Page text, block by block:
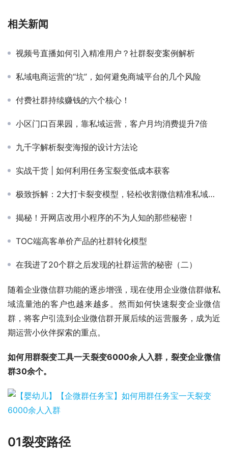
相关新闻
视频号直播如何引入精准用户？社群裂变案例解析
私域电商运营的“坑”，如何避免商城平台的几个风险
付费社群持续赚钱的六个核心！
小区门口百果园，靠私域运营，客户月均消费提升7倍
九千字解析裂变海报的设计方法论
实战干货 | 如何利用任务宝裂变低成本获客
极致拆解：2大打卡裂变模型，轻松收割微信精准私域流量
揭秘！开网店改用小程序的不为人知的那些秘密！
TOC端高客单价产品的社群转化模型
在我进了20个群之后发现的社群运营的秘密（二）
随着企业微信群功能的逐步增强，现在使用企业微信群做私
域流量池的客户也越来越多。然而如何快速裂变企业微信
群，将客户引流到企业微信群开展后续的运营服务，成为近
期运营小伙伴探索的重点。
如何用群裂变工具一天裂变6000余人入群，裂变企业微信
群30余个。
01裂变路径